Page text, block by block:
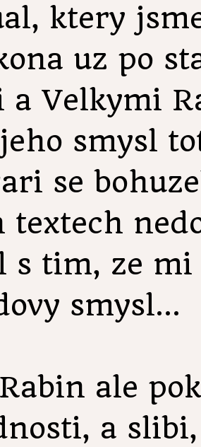
ktery
uz po
a Velkymi
smysl
se
textech
s tim, ze
smysl...
ale
a